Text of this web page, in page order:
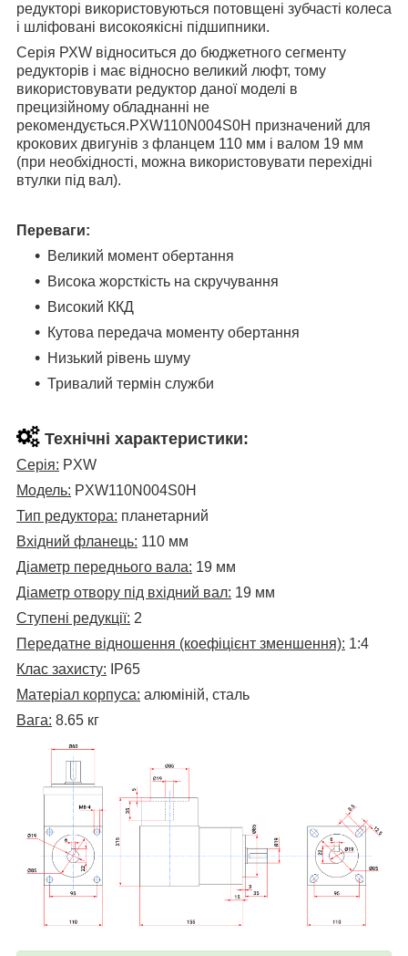
редукторі використовуються потовщені зубчасті колеса
і шліфовані високоякісні підшипники.
Серія РХW відноситься до бюджетного сегменту
редукторів і має відносно великий люфт, тому
використовувати редуктор даної моделі в
прецизійному обладнанні не
рекомендується.PXW110N004S0H призначений для
крокових двигунів з фланцем 110 мм і валом 19 мм
(при необхідності, можна використовувати перехідні
втулки під вал).
Переваги:
Великий момент обертання
Висока жорсткість на скручування
Високий ККД
Кутова передача моменту обертання
Низький рівень шуму
Тривалий термін служби
Технічні характеристики:
Серія: PXW
Модель: PXW110N004S0H
Тип редуктора: планетарний
Вхідний фланець: 110 мм
Діаметр переднього вала: 19 мм
Діаметр отвору під вхідний вал: 19 мм
Ступені редукції: 2
Передатне відношення (коефіцієнт зменшення): 1:4
Клас захисту: IP65
Матеріал корпуса: алюміній, сталь
Вага: 8.65 кг